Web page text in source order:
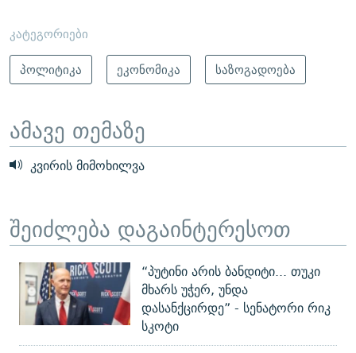
კატეგორიები
პოლიტიკა
ეკონომიკა საზოგადოება
ამავე თემაზე
კვირის მიმოხილვა
შეიძლება დაგაინტერესოთ
“პუტინი არის ბანდიტი... თუკი
მხარს უჭერ, უნდა
დასანქცირდე” - სენატორი რიკ
სკოტი